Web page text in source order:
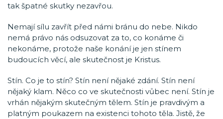
tak špatné skutky nezavřou.
Nemají sílu zavřít před námi bránu do nebe. Nikdo
nemá právo nás odsuzovat za to, co konáme či
nekonáme, protože naše konání je jen stínem
budoucích věcí, ale skutečnost je Kristus.
Stín. Co je to stín? Stín není nějaké zdání. Stín není
nějaký klam. Něco co ve skutečnosti vůbec není. Stín je
vrhán nějakým skutečným tělem. Stín je pravdivým a
platným poukazem na existenci tohoto těla. Jistě, že